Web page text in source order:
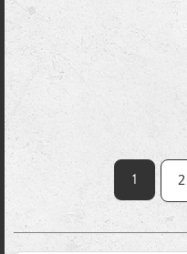
1 2